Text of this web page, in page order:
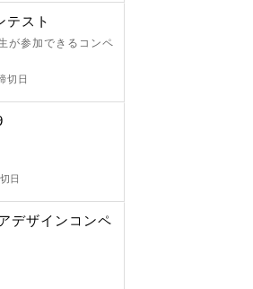
テスト
が参加できるコンペ
切日
日
デザインコンペ